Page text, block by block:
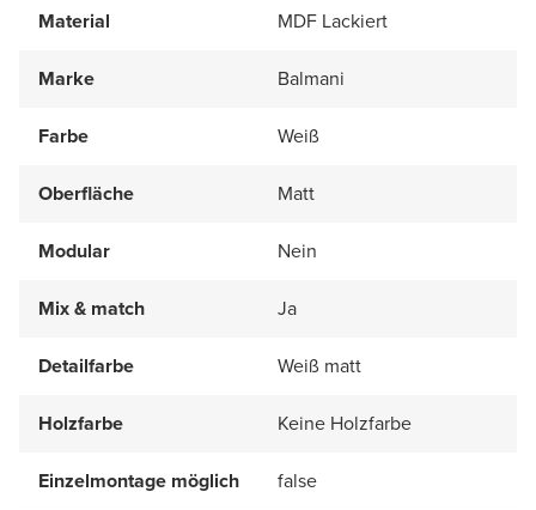
Material MDF Lackiert
Marke Balmani
Farbe Weiß
Oberfläche Matt
Modular Nein
Mix & match Ja
Detailfarbe Weiß matt
Holzfarbe Keine Holzfarbe
Einzelmontage möglich false